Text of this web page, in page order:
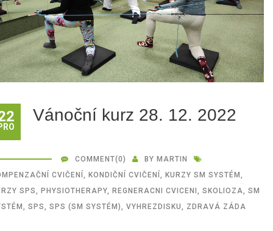
Vánoční kurz 28. 12. 2022
COMMENT(0) BY MARTIN
CVIČENÍ , KONDIČNÍ CVIČENÍ , KURZY SM SYSTÉM ,
SPS, PHYSIOTHERAPY, REGNERACNI CVICENI , SKOLIOZA, SM
, SPS, SPS (SM SYSTÉM), VYHREZDISKU, ZDRAVÁ ZÁDA